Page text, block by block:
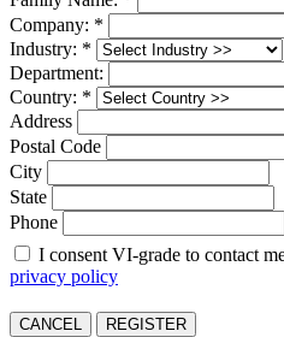
Company: *
Industry: *
Department:
Country: *
Address
Postal Code
City
State
Phone
I consent VI-grade to contact
privacy policy
CANCEL REGISTER